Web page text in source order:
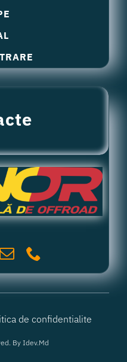
de confidentialite
By Idev.md